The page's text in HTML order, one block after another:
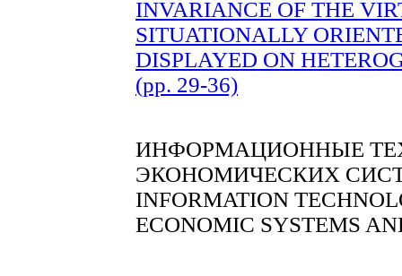
INVARIANCE OF THE
SITUATIONALLY
DISPLAYED ON
(pp. 29-36)
ИНФОРМАЦИОННЫЕ
ЭКОНОМИЧЕСКИХ
INFORMATION
ECONOMIC SYSTEMS